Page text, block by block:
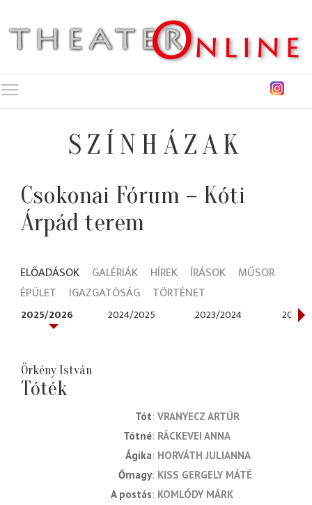
SZÍNHÁZAK
Csokonai Fórum – Kóti
Árpád terem
ELŐADÁSOK GALÉRIÁK HÍREK ÍRÁSOK
MŰSOR
ÉPÜLET
IGAZGATÓSÁG TÖRTÉNET
2025/2026 2024/2025 2023/2024 2022/
Örkény István
Tóték
Tót VRANYECZ ARTÚR
Tótné RÁCKEVEI ANNA
Ágika HORVÁTH JULIANNA
Őrnagy KISS GERGELY MÁTÉ
A postás KOMLÓDY MÁRK